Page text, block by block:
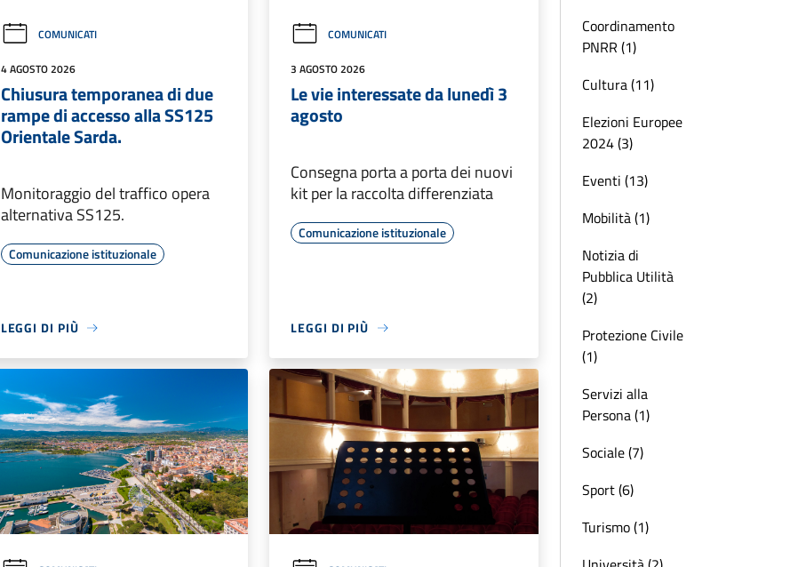
COMUNICATI
4 AGOSTO 2026
Chiusura temporanea di due
rampe di accesso alla SS125
Orientale Sarda.
Monitoraggio del traffico opera
alternativa SS125.
Comunicazione istituzionale
LEGGI DI PIÙ
COMUNICATI
3 AGOSTO 2026
Le vie interessate da lunedì 3
agosto
Consegna porta a porta dei nuovi
kit per la raccolta differenziata
Comunicazione istituzionale
LEGGI DI PIÙ
Coordinamento
PNRR (1)
Cultura (11)
Elezioni Europee
2024 (3)
Eventi (13)
Mobilità (1)
Notizia di
Pubblica Utilità
(2)
Protezione Civile
(1)
Servizi alla
Persona (1)
Sociale (7)
Sport (6)
Turismo (1)